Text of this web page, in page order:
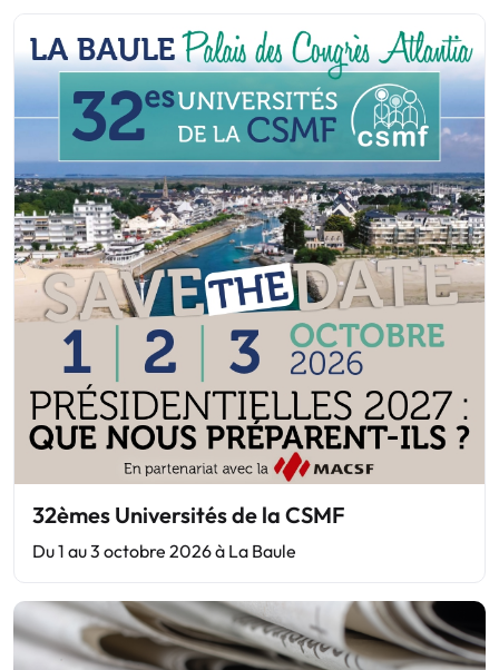
32èmes Universités de la CSMF
Du 1 au 3 octobre 2026 à La Baule